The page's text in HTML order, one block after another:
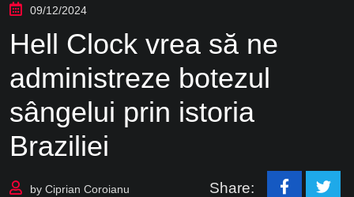
09/12/2024
Hell Clock vrea să ne
administreze botezul
sângelui prin istoria
Braziliei
by Ciprian Coroianu Share: